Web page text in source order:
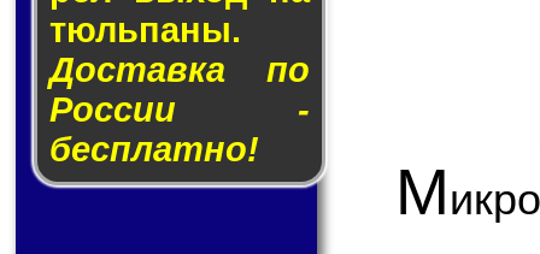
тюль­па­ны.
Доставка по
России -
бесплатно!
М